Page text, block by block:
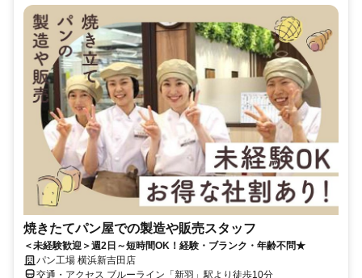
焼きたてパン屋での製造や販売スタッフ
＜未経験歓迎＞週2日～短時間OK！経験・ブランク・年齢不問★
パン工場 横浜新吉田店
交通・アクセス ブルーライン「新羽」駅より徒歩10分